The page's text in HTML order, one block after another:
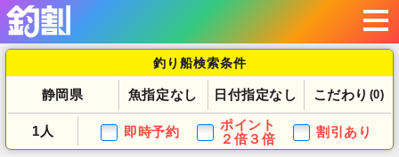
釣り船検索条件
静岡県 魚指定なし 日付指定なし こだわり (0)
1人 即時予約
ポイント
２倍３倍
割引あり